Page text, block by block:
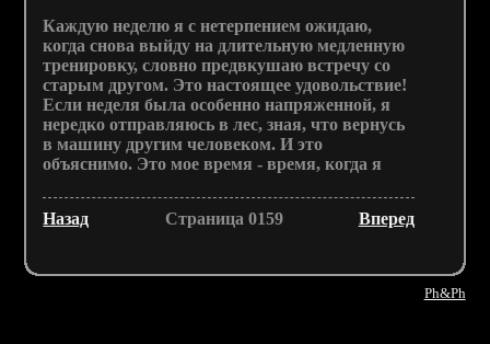
Каждую неделю я с нетерпением ожидаю,
когда снова выйду на длительную медленную
тренировку, словно предвкушаю встречу со
старым другом. Это настоящее удовольствие!
Если неделя была особенно напряженной, я
нередко отправляюсь в лес, зная, что вернусь
в машину другим человеком. И это
объяснимо. Это мое время - время, когда я
Назад Страница 0159 Вперед
Ph&Ph